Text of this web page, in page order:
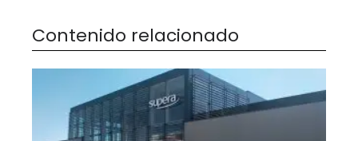
Contenido relacionado